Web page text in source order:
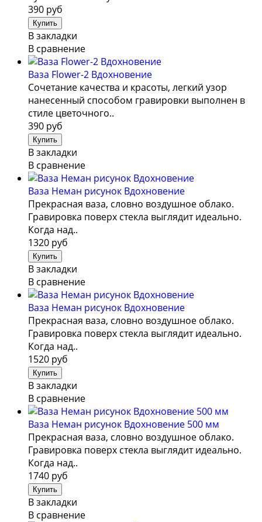
390 руб
В закладки
В сравнение
Ваза Flower-2 Вдохновение
Сочетание качества и красоты, легкий узор
нанесенный способом гравировки выполнен в
стиле цветочного..
390 руб
В закладки
В сравнение
Ваза Неман рисунок Вдохновение
Прекрасная ваза, словно воздушное облако.
Гравировка поверх стекла выглядит идеально.
Когда над..
1320 руб
В закладки
В сравнение
Ваза Неман рисунок Вдохновение
Прекрасная ваза, словно воздушное облако.
Гравировка поверх стекла выглядит идеально.
Когда над..
1520 руб
В закладки
В сравнение
Ваза Неман рисунок Вдохновение 500 мм
Прекрасная ваза, словно воздушное облако.
Гравировка поверх стекла выглядит идеально.
Когда над..
1740 руб
В закладки
В сравнение